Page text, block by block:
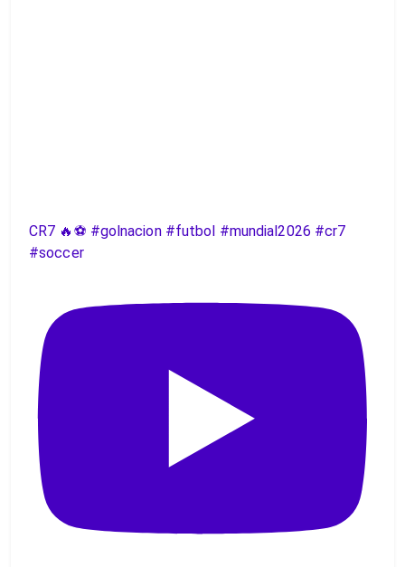
CR7 🔥⚽️ #golnacion #futbol #mundial2026 #cr7
#soccer